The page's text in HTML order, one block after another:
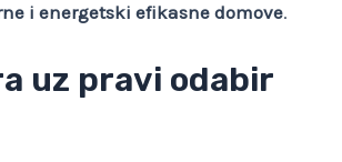
i energetski efikasne domove.
uz pravi odabir